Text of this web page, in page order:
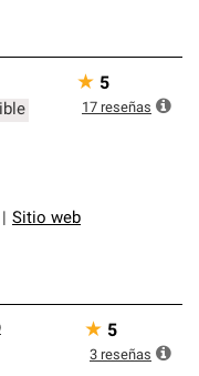
Sitio web
★ 5
17 reseñas
★ 5
3 reseñas